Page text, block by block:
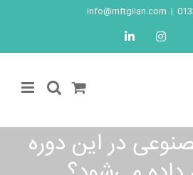
|
info@mftgilan.com
Instagram
LinkedIn
در این دوره